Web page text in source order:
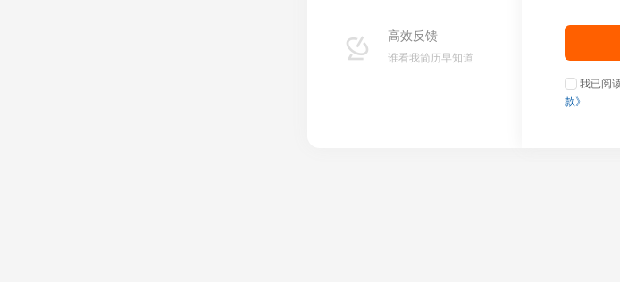
高效反馈
谁看我简历早知道
我已阅
款》